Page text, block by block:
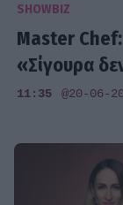
SHOWBIZ
Master
«Σίγουρα
11:35 @20-06-